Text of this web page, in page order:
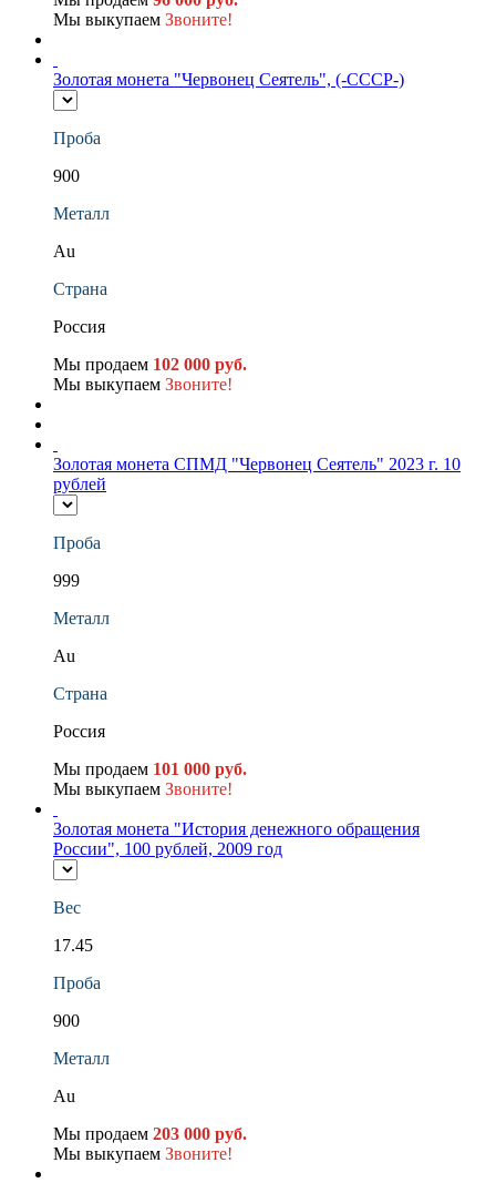
Мы выкупаем Звоните!
Золотая монета "Червонец Сеятель", (-СССР-)
Проба
900
Металл
Au
Страна
Россия
Мы продаем 102 000 руб.
Мы выкупаем Звоните!
Золотая монета СПМД "Червонец Сеятель" 2023 г. 10
рублей
Проба
999
Металл
Au
Страна
Россия
Мы продаем 101 000 руб.
Мы выкупаем Звоните!
Золотая монета "История денежного обращения
России", 100 рублей, 2009 год
Вес
17.45
Проба
900
Металл
Au
Мы продаем 203 000 руб.
Мы выкупаем Звоните!